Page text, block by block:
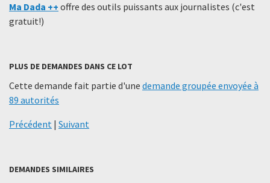
Ma Dada ++ offre des outils puissants aux journalistes (c'est
gratuit!)
PLUS DE DEMANDES DANS CE LOT
Cette demande fait partie d'une demande groupée envoyée à
89 autorités
Précédent | Suivant
DEMANDES SIMILAIRES